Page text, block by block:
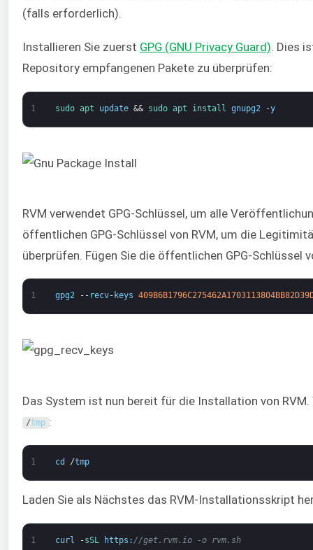
(falls erforderlich).
Installieren Sie zuerst GPG (GNU Privacy Guard). Dies
Repository empfangenen Pakete zu überprüfen:
1 sudo apt update && sudo apt install gnupg2 -y
RVM verwendet GPG-Schlüssel, um alle
öffentlichen GPG-Schlüssel von RVM, um die
überprüfen. Fügen Sie die öffentlichen GPG-Schlüssel
1 gpg2 -- recv- keys
Das System ist nun bereit für die Installation von
/tmp :
1 cd /tmp
Laden Sie als Nächstes das RVM-Installationsskript
1 curl -sSL https : //get.rvm.io -o rvm.sh